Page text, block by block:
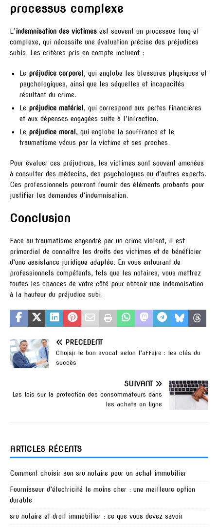
processus complexe
L’indemnisation des victimes est souvent un processus long et
complexe, qui nécessite une évaluation précise des préjudices
subis. Les critères pris en compte incluent :
Le préjudice corporel , qui englobe les blessures physiques et
psychologiques, ainsi que les séquelles et incapacités
résultant du crime.
Le préjudice matériel , qui correspond aux pertes financières
et aux dépenses engagées suite à l’infraction.
Le préjudice moral , qui englobe la souffrance et le
traumatisme vécus par la victime et ses proches.
Pour évaluer ces préjudices, les victimes sont souvent amenées
à consulter des médecins, des psychologues ou d’autres experts.
Ces professionnels pourront fournir des éléments probants pour
justifier les demandes d’indemnisation.
Conclusion
Face au traumatisme engendré par un crime violent, il est
primordial de connaître les droits des victimes et de bénéficier
d’une assistance juridique adaptée. En vous entourant de
professionnels compétents, tels que les notaires, vous mettrez
toutes les chances de votre côté pour obtenir une indemnisation
à la hauteur du préjudice subi.
PRÉCÉDENT
Choisir le bon avocat selon l’affaire : les clés du
succès
SUIVANT
Les lois sur la protection des consommateurs dans
les achats en ligne
ARTICLES RÉCENTS
Comment choisir son sru notaire pour un achat immobilier
Fournisseur d’électricité le moins cher : une meilleure option
durable
sru notaire et droit immobilier : ce que vous devez savoir